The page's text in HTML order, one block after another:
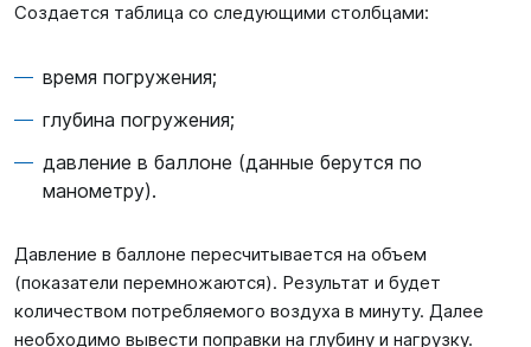
Создается таблица со следующими столбцами:
время погружения;
глубина погружения;
давление в баллоне (данные берутся по
манометру).
Давление в баллоне пересчитывается на объем
(показатели перемножаются). Результат и будет
количеством потребляемого воздуха в минуту. Далее
необходимо вывести поправки на глубину и нагрузку.